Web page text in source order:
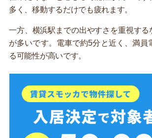
多く、移動するだけでも疲れます。
一方、横浜駅までの出やすさを重視する
が多いです。電車で約5分と近く、満員
る可能性が高いです。